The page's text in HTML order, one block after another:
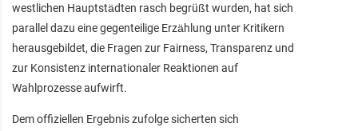
westlichen Hauptstädten rasch begrüßt wurden, hat sich
parallel dazu eine gegenteilige Erzählung unter Kritikern
herausgebildet, die Fragen zur Fairness, Transparenz und
zur Konsistenz internationaler Reaktionen auf
Wahlprozesse aufwirft.
Dem offiziellen Ergebnis zufolge sicherten sich